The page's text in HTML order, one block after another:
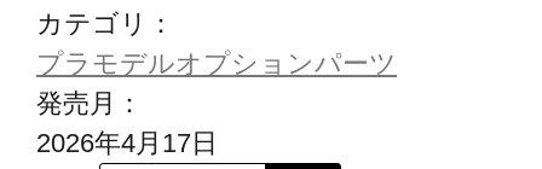
カテゴリ：
プラモデルオプションパーツ
発売月：
2026年4月17日